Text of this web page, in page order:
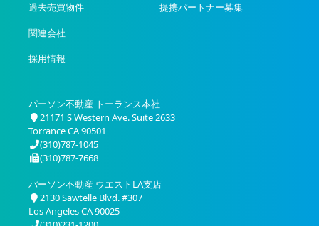
過去売買物件
関連会社
採用情報
提携パートナー募集
パーソン不動産 トーランス本社
21171 S Western Ave. Suite 2633
Torrance CA 90501
(310)787-1045
(310)787-7668
パーソン不動産 ウエストLA支店
2130 Sawtelle Blvd. #307
Los Angeles CA 90025